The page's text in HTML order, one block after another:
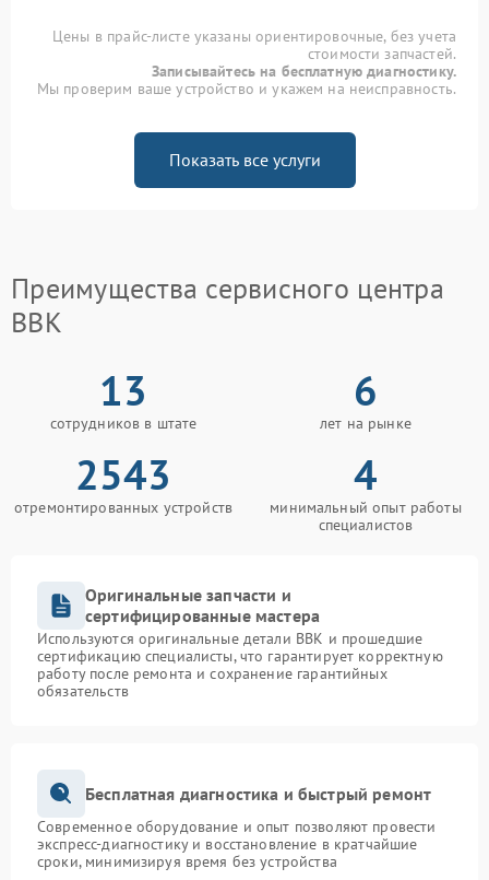
Цены в прайс-листе указаны ориентировочные, без учета
стоимости запчастей.
Записывайтесь на бесплатную диагностику.
Мы проверим ваше устройство и укажем на неисправность.
Показать все услуги
Преимущества сервисного центра
BBK
13
сотрудников в штате
6
лет на рынке
2543
отремонтированных устройств
4
минимальный опыт работы
специалистов
Оригинальные запчасти и
сертифицированные мастера
Используются оригинальные детали BBK и прошедшие
сертификацию специалисты, что гарантирует корректную
работу после ремонта и сохранение гарантийных
обязательств
Бесплатная диагностика и быстрый ремонт
Современное оборудование и опыт позволяют провести
экспресс-диагностику и восстановление в кратчайшие
сроки, минимизируя время без устройства